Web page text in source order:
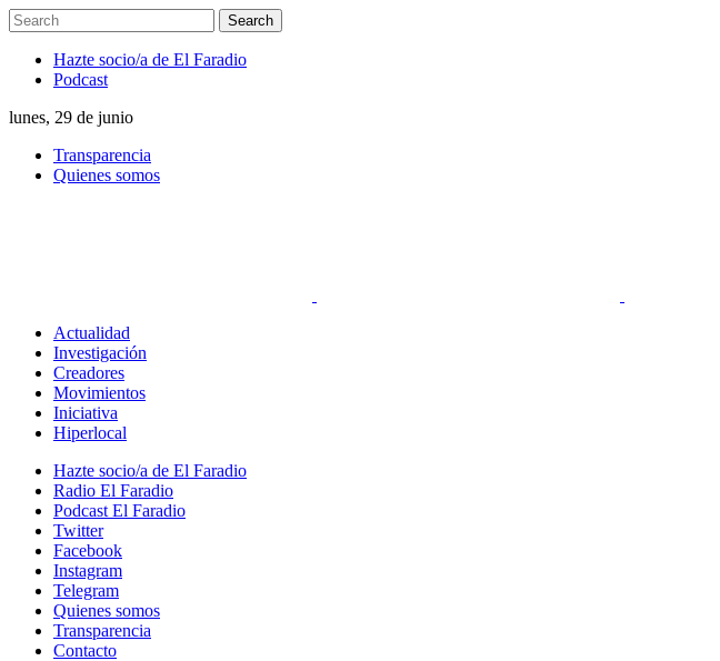
Hazte socio/a de El Faradio
Podcast
lunes, 29 de junio
Transparencia
Quienes somos
Actualidad
Investigación
Creadores
Movimientos
Iniciativa
Hiperlocal
Hazte socio/a de El Faradio
Radio El Faradio
Podcast El Faradio
Twitter
Facebook
Instagram
Telegram
Quienes somos
Transparencia
Contacto